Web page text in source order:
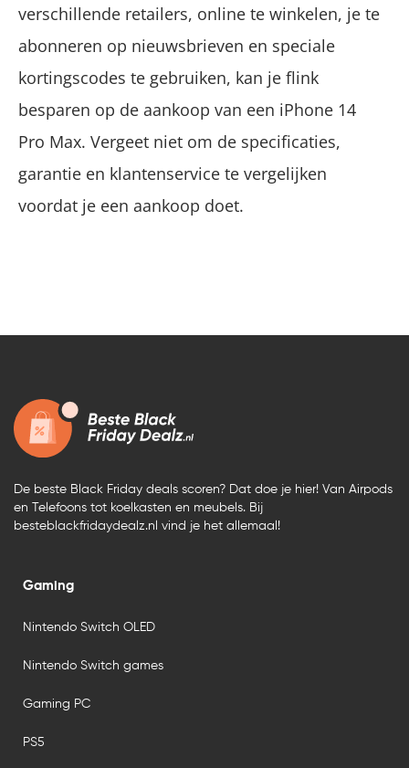
verschillende retailers, online te winkelen, je te
abonneren op nieuwsbrieven en speciale
kortingscodes te gebruiken, kan je flink
besparen op de aankoop van een iPhone 14
Pro Max. Vergeet niet om de specificaties,
garantie en klantenservice te vergelijken
voordat je een aankoop doet.
De beste Black Friday deals scoren? Dat doe je hier! Van Airpods
en Telefoons tot koelkasten en meubels. Bij
besteblackfridaydealz.nl vind je het allemaal!
Gaming
Nintendo Switch OLED
Nintendo Switch games
Gaming PC
PS5